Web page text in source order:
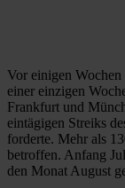
Vor einigen Wochen
einer einzigen
Frankfurt und
eintägigen Streiks
forderte. Mehr als
betroffen. Anfang
den Monat August